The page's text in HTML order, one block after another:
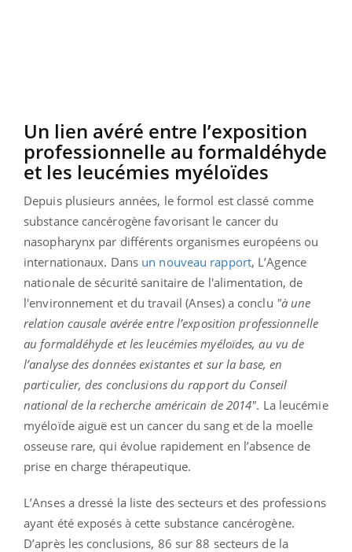
Un lien avéré entre l’exposition
professionnelle au formaldéhyde
et les leucémies myéloïdes
Depuis plusieurs années, le formol est classé comme
substance cancérogène favorisant le cancer du
nasopharynx par différents organismes européens ou
internationaux. Dans un nouveau rapport, L’Agence
nationale de sécurité sanitaire de l'alimentation, de
l'environnement et du travail (Anses) a conclu "à une
relation causale avérée entre l’exposition professionnelle
au formaldéhyde et les leucémies myéloïdes, au vu de
l’analyse des données existantes et sur la base, en
particulier, des conclusions du rapport du Conseil
national de la recherche américain de 2014". La leucémie
myéloïde aiguë est un cancer du sang et de la moelle
osseuse rare, qui évolue rapidement en l’absence de
prise en charge thérapeutique.
L’Anses a dressé la liste des secteurs et des professions
ayant été exposés à cette substance cancérogène.
D’après les conclusions, 86 sur 88 secteurs de la